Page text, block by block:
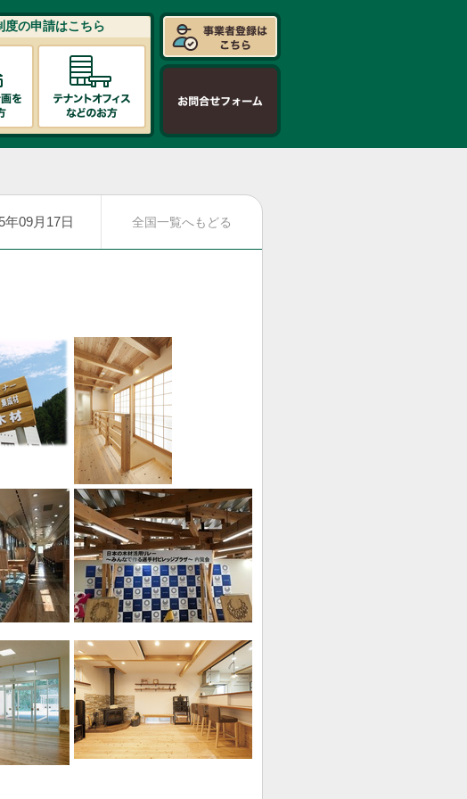
度の申請はこちら
全国一覧へもどる
年09月17日